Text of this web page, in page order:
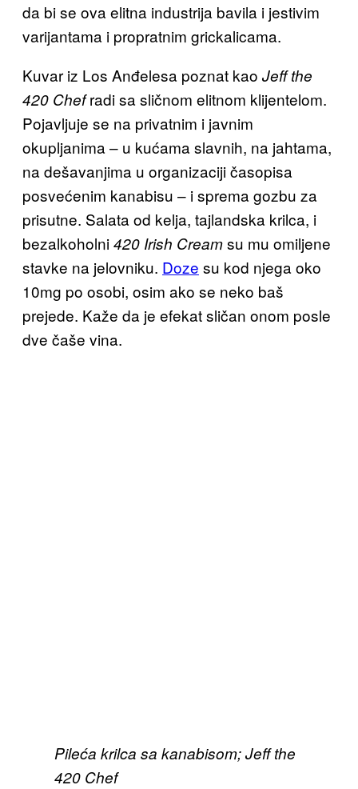
da bi se ova elitna industrija bavila i jestivim
varijantama i propratnim grickalicama.
Kuvar iz Los Anđelesa poznat kao Jeff the
420 Chefradi sa sličnom elitnom klijentelom.
Pojavljuje se na privatnim i javnim
okupljanima – u kućama slavnih, na jahtama,
na dešavanjima u organizaciji časopisa
posvećenim kanabisu – i sprema gozbu za
prisutne. Salata od kelja, tajlandska krilca, i
bezalkoholni420 Irish Creamsu mu omiljene
stavke na jelovniku. Doze su kod njega oko
10mg po osobi, osim ako se neko baš
prejede. Kaže da je efekat sličan onom posle
dve čaše vina.
Pileća krilca sa kanabisom; Jeff the
420 Chef